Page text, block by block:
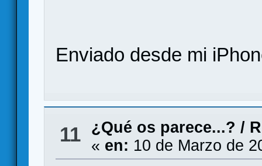
Enviado desde mi
11 ¿Qué os parece...? /
« en: 10 de Marzo de